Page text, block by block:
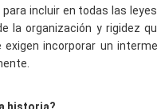
incluir en todas las
la organización y rigidez
incorporar un